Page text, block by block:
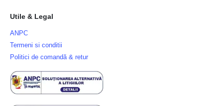
Utile & Legal
ANPC
Termeni si conditii
Politici de comandă & retur